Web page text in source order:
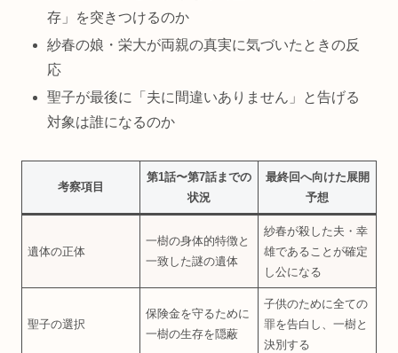
存」を突きつけるのか
紗春の娘・栄大が両親の真実に気づいたときの反
応
聖子が最後に「夫に間違いありません」と告げる
対象は誰になるのか
考察項目
第1話〜第7話までの
状況
最終回へ向けた展開
予想
遺体の正体
一樹の身体的特徴と
一致した謎の遺体
紗春が殺した夫・幸
雄であることが確定
し公になる
聖子の選択
保険金を守るために
一樹の生存を隠蔽
子供のために全ての
罪を告白し、一樹と
決別する